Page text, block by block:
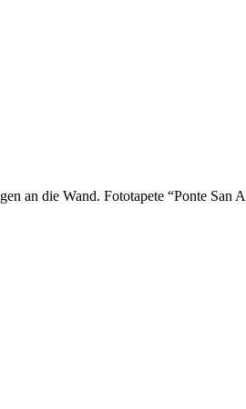
an die Wand. Fototapete “Ponte